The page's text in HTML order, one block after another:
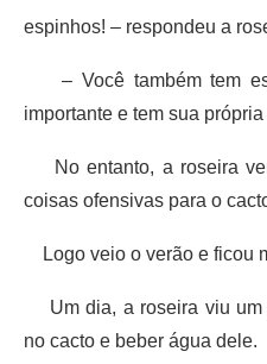
espinhos! – respondeu a
– Você também tem
importante e tem sua
No entanto, a roseira
coisas ofensivas para o
Logo veio o verão e ficou
Um dia, a roseira viu um
no cacto e beber água dele.